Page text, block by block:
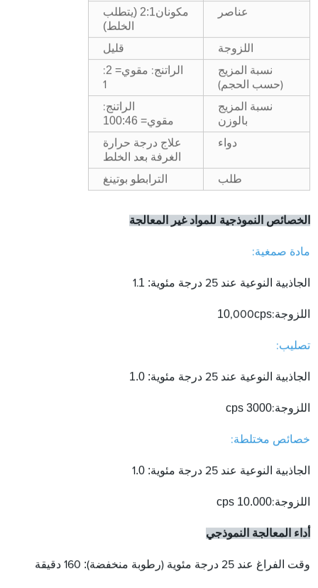
عناصر مكونان 2:1
(يتطلب
الخلط)
اللزوجة قليل
نسبة المزيج
(حسب الحجم)
الراتنج: مقوي=
2
:
1
نسبة المزيج
بالوزن
الراتنج:
مقوي=
100:46
دواء
علاج درجة حرارة
الغرفة بعد الخلط
طلب
الترابطو بوتينغ
الخصائص النموذجية للمواد غير المعالجة
مادة صمغية:
الجاذبية النوعية عند 25 درجة مئوية :
1.1
اللزوجة: 10,000cps
تصليب:
الجاذبية النوعية عند 25 درجة مئوية :
1.0
اللزوجة:3000
cps
خصائص مختلطة:
الجاذبية النوعية عند 25 درجة مئوية :
1.0
اللزوجة:10.000
cps
أداء المعالجة النموذجي
وقت الفراغ عند 25 درجة مئوية (رطوبة منخفضة) : 160 دقيقة